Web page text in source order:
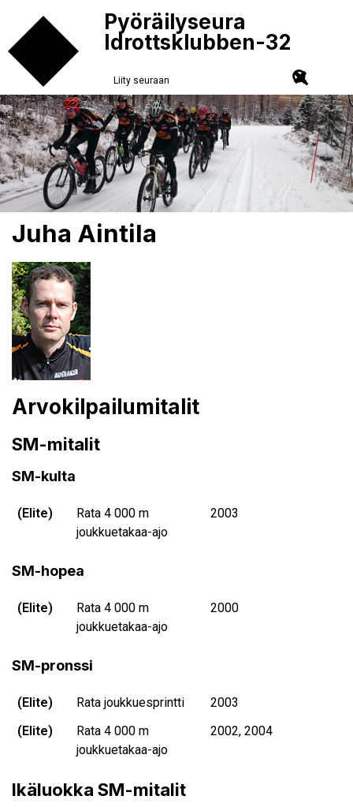
Pyöräilyseura
Idrottsklubben-32
Liity seuraan
Juha Aintila
Arvokilpailumitalit
SM-mitalit
SM-kulta
(Elite)
Rata 4 000 m
joukkuetakaa-ajo
2003
SM-hopea
(Elite)
Rata 4 000 m
joukkuetakaa-ajo
2000
SM-pronssi
(Elite) Rata joukkuesprintti
2003
(Elite)
Rata 4 000 m
joukkuetakaa-ajo
2002, 2004
Ikäluokka SM-mitalit